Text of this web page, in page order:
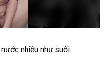
nhiều như suối